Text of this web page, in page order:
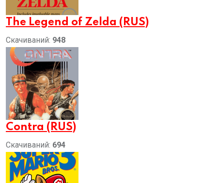
The Legend of Zelda (RUS)
Скачиваний: 948
Contra (RUS)
Скачиваний: 694